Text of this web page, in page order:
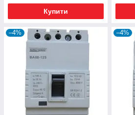
Купити
–4% –4%